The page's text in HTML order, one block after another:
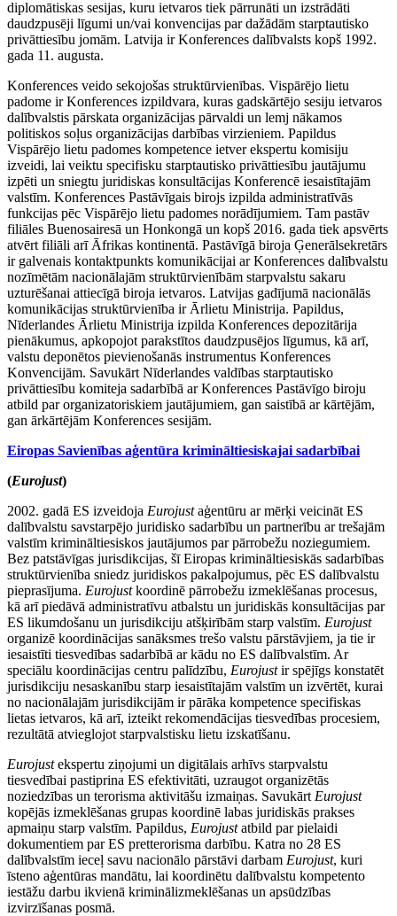
diplomātiskas sesijas, kuru ietvaros tiek pārrunāti un izstrādāti
daudzpusēji līgumi un/vai konvencijas par dažādām starptautisko
privāttiesību jomām. Latvija ir Konferences dalībvalsts kopš 1992.
gada 11. augusta.
Konferences veido sekojošas struktūrvienības. Vispārējo lietu
padome ir Konferences izpildvara, kuras gadskārtējo sesiju ietvaros
dalībvalstis pārskata organizācijas pārvaldi un lemj nākamos
politiskos soļus organizācijas darbības virzieniem. Papildus
Vispārējo lietu padomes kompetence ietver ekspertu komisiju
izveidi, lai veiktu specifisku starptautisko privāttiesību jautājumu
izpēti un sniegtu juridiskas konsultācijas Konferencē iesaistītajām
valstīm. Konferences Pastāvīgais birojs izpilda administratīvās
funkcijas pēc Vispārējo lietu padomes norādījumiem. Tam pastāv
filiāles Buenosairesā un Honkongā un kopš 2016. gada tiek apsvērts
atvērt filiāli arī Āfrikas kontinentā. Pastāvīgā biroja Ģenerālsekretārs
ir galvenais kontaktpunkts komunikācijai ar Konferences dalībvalstu
nozīmētām nacionālajām struktūrvienībām starpvalstu sakaru
uzturēšanai attiecīgā biroja ietvaros. Latvijas gadījumā nacionālās
komunikācijas struktūrvienība ir Ārlietu Ministrija. Papildus,
Nīderlandes Ārlietu Ministrija izpilda Konferences depozitārija
pienākumus, apkopojot parakstītos daudzpusējos līgumus, kā arī,
valstu deponētos pievienošanās instrumentus Konferences
Konvencijām. Savukārt Nīderlandes valdības starptautisko
privāttiesību komiteja sadarbībā ar Konferences Pastāvīgo biroju
atbild par organizatoriskiem jautājumiem, gan saistībā ar kārtējām,
gan ārkārtējām Konferences sesijām.
Eiropas Savienības aģentūra krimināltiesiskajai sadarbībai
(Eurojust)
2002. gadā ES izveidoja Eurojustaģentūru ar mērķi veicināt ES
dalībvalstu savstarpējo juridisko sadarbību un partnerību ar trešajām
valstīm krimināltiesiskos jautājumos par pārrobežu noziegumiem.
Bez patstāvīgas jurisdikcijas, šī Eiropas krimināltiesiskās sadarbības
struktūrvienība sniedz juridiskos pakalpojumus, pēc ES dalībvalstu
pieprasījuma. Eurojustkoordinē pārrobežu izmeklēšanas procesus,
kā arī piedāvā administratīvu atbalstu un juridiskās konsultācijas par
ES likumdošanu un jurisdikciju atšķirībām starp valstīm. Eurojust
organizē koordinācijas sanāksmes trešo valstu pārstāvjiem, ja tie ir
iesaistīti tiesvedības sadarbībā ar kādu no ES dalībvalstīm. Ar
speciālu koordinācijas centru palīdzību, Eurojustir spējīgs konstatēt
jurisdikciju nesaskanību starp iesaistītajām valstīm un izvērtēt, kurai
no nacionālajām jurisdikcijām ir pārāka kompetence specifiskas
lietas ietvaros, kā arī, izteikt rekomendācijas tiesvedības procesiem,
rezultātā atvieglojot starpvalstisku lietu izskatīšanu.
Eurojustekspertu ziņojumi un digitālais arhīvs starpvalstu
tiesvedībai pastiprina ES efektivitāti, uzraugot organizētās
noziedzības un terorisma aktivitāšu izmaiņas. Savukārt Eurojust
kopējās izmeklēšanas grupas koordinē labas juridiskās prakses
apmaiņu starp valstīm. Papildus, Eurojustatbild par pielaidi
dokumentiem par ES pretterorisma darbību. Katra no 28 ES
dalībvalstīm ieceļ savu nacionālo pārstāvi darbam Eurojust, kuri
īsteno aģentūras mandātu, lai koordinētu dalībvalstu kompetento
iestāžu darbu ikvienā kriminālizmeklēšanas un apsūdzības
izvirzīšanas posmā.